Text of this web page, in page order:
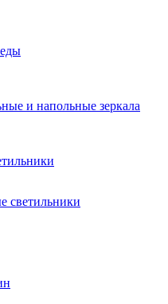
и напольные зеркала
светильники